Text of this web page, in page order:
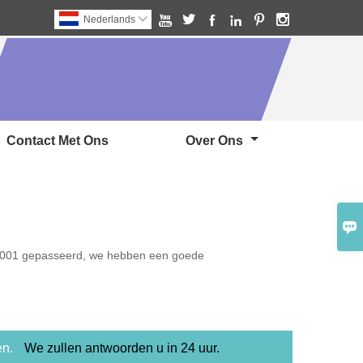

     
Nederlands 
Contact Met Ons Over Ons
gepasseerd, we hebben een goede
We zullen antwoorden u in 24 uur.